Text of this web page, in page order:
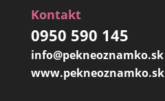
Kontakt
0950 590 145
info@pekneoznamko.sk
www.pekneoznamko.sk